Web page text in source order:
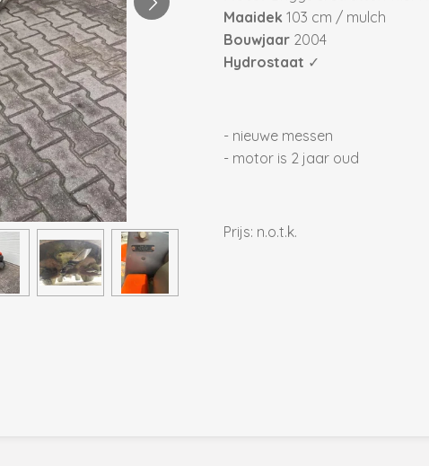
Maaidek 103 cm / mulch
Bouwjaar 2004
Hydrostaat ✓
- nieuwe messen
- motor is 2 jaar oud
Prijs: n.o.t.k.